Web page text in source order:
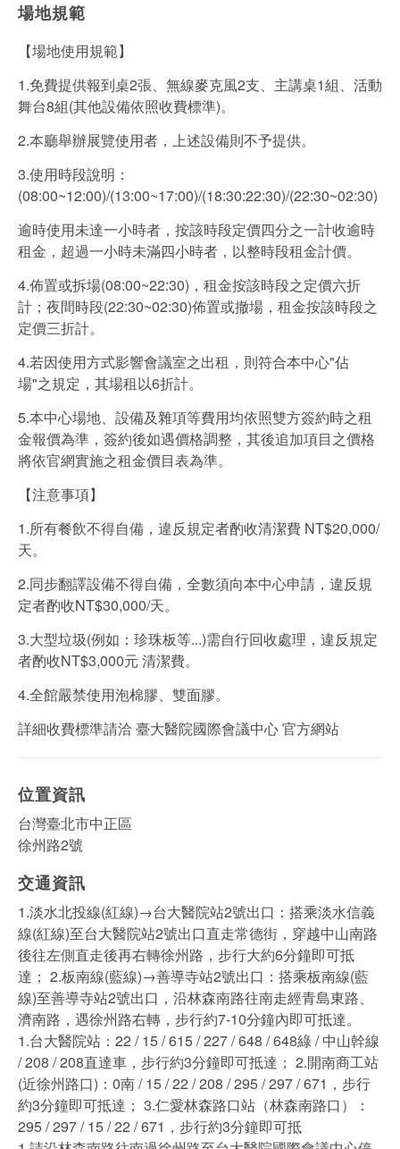
場地規範
【場地使用規範】
1.免費提供報到桌2張、無線麥克風2支、主講桌1組、活動
舞台8組(其他設備依照收費標準)。
2.本廳舉辦展覽使用者，上述設備則不予提供。
3.使用時段說明：
(08:00~12:00)/(13:00~17:00)/(18:30:22:30)/(22:30~02:30)
逾時使用未達一小時者，按該時段定價四分之一計收逾時
租金，超過一小時未滿四小時者，以整時段租金計價。
4.佈置或拆場(08:00~22:30)，租金按該時段之定價六折
計；夜間時段(22:30~02:30)佈置或撤場，租金按該時段之
定價三折計。
4.若因使用方式影響會議室之出租，則符合本中心"佔
場"之規定，其場租以6折計。
5.本中心場地、設備及雜項等費用均依照雙方簽約時之租
金報價為準，簽約後如遇價格調整，其後追加項目之價格
將依官網實施之租金價目表為準。
【注意事項】
1.所有餐飲不得自備，違反規定者酌收清潔費 NT$20,000/
天。
2.同步翻譯設備不得自備，全數須向本中心申請，違反規
定者酌收NT$30,000/天。
3.大型垃圾(例如：珍珠板等...)需自行回收處理，違反規定
者酌收NT$3,000元 清潔費。
4.全館嚴禁使用泡棉膠、雙面膠。
詳細收費標準請洽 臺大醫院國際會議中心 官方網站
位置資訊
台灣臺北市中正區
徐州路2號
交通資訊
1.淡水北投線(紅線)→台大醫院站2號出口：搭乘淡水信義
線(紅線)至台大醫院站2號出口直走常德街，穿越中山南路
後往左側直走後再右轉徐州路，步行大約6分鐘即可抵
達； 2.板南線(藍線)→善導寺站2號出口：搭乘板南線(藍
線)至善導寺站2號出口，沿林森南路往南走經青島東路、
濟南路，遇徐州路右轉，步行約7-10分鐘內即可抵達。
1.台大醫院站：22 / 15 / 615 / 227 / 648 / 648綠 / 中山幹線
/ 208 / 208直達車，步行約3分鐘即可抵達； 2.開南商工站
(近徐州路口)：0南 / 15 / 22 / 208 / 295 / 297 / 671，步行
約3分鐘即可抵達； 3.仁愛林森路口站（林森南路口）：
295 / 297 / 15 / 22 / 671，步行約3分鐘即可抵